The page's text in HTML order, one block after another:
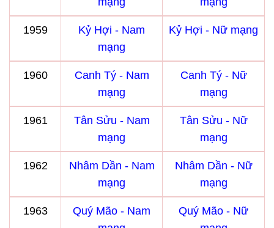
1959
Kỷ Hợi - Nam
mạng
Kỷ Hợi - Nữ mạng
1960
Canh Tý - Nam
mạng
Canh Tý - Nữ
mạng
1961
Tân Sửu - Nam
mạng
Tân Sửu - Nữ
mạng
1962
Nhâm Dần - Nam
mạng
Nhâm Dần - Nữ
mạng
1963
Quý Mão - Nam
Quý Mão - Nữ